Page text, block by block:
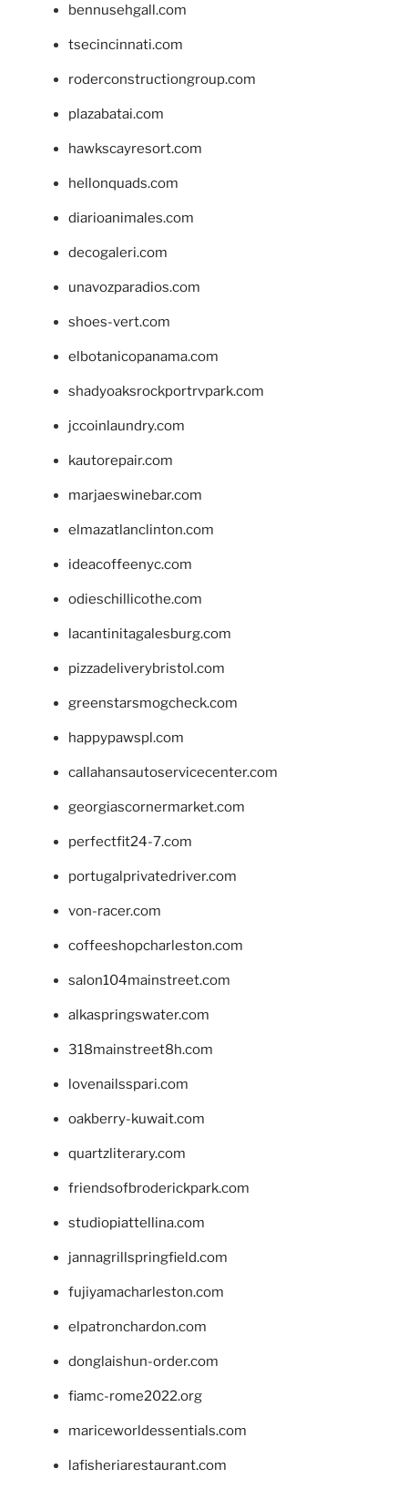
bennusehgall.com
tsecincinnati.com
roderconstructiongroup.com
plazabatai.com
hawkscayresort.com
hellonquads.com
diarioanimales.com
decogaleri.com
unavozparadios.com
shoes-vert.com
elbotanicopanama.com
shadyoaksrockportrvpark.com
jccoinlaundry.com
kautorepair.com
marjaeswinebar.com
elmazatlanclinton.com
ideacoffeenyc.com
odieschillicothe.com
lacantinitagalesburg.com
pizzadeliverybristol.com
greenstarsmogcheck.com
happypawspl.com
callahansautoservicecenter.com
georgiascornermarket.com
perfectfit24-7.com
portugalprivatedriver.com
von-racer.com
coffeeshopcharleston.com
salon104mainstreet.com
alkaspringswater.com
318mainstreet8h.com
lovenailsspari.com
oakberry-kuwait.com
quartzliterary.com
friendsofbroderickpark.com
studiopiattellina.com
jannagrillspringfield.com
fujiyamacharleston.com
elpatronchardon.com
donglaishun-order.com
fiamc-rome2022.org
mariceworldessentials.com
lafisheriarestaurant.com